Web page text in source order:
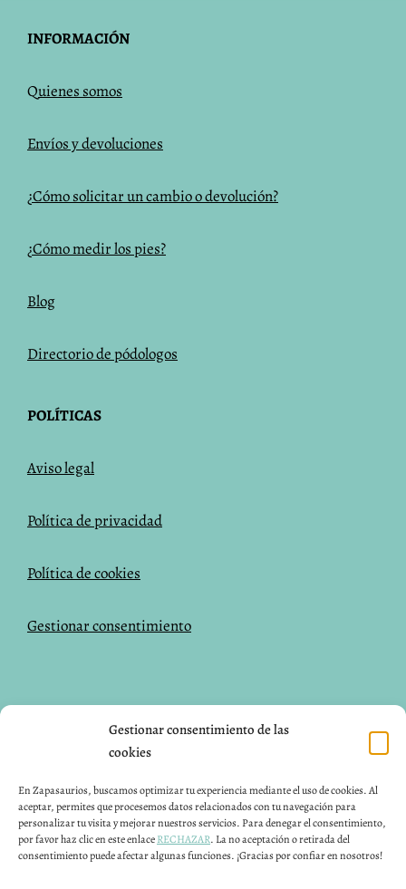
Gestionar consentimiento de las
cookies
En Zapasaurios, buscamos optimizar tu experiencia mediante el uso de cookies. Al
aceptar, permites que procesemos datos relacionados con tu navegación para
personalizar tu visita y mejorar nuestros servicios. Para denegar el consentimiento,
por favor haz clic en este enlaceRECHAZAR. La no aceptación o retirada del
consentimiento puede afectar algunas funciones. ¡Gracias por confiar en nosotros!
INFORMACIÓN
Quienes somos
Envíos y devoluciones
¿Cómo solicitar un cambio o devolución?
¿Cómo medir los pies?
Blog
Directorio de pódologos
POLÍTICAS
Aviso legal
Política de privacidad
Política de cookies
Gestionar consentimiento
Instagram
Pinterest
CONTACTO
Puedes contactar con nosotros 24H a través de nuestro